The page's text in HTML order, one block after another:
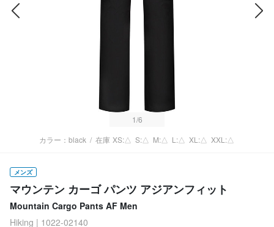
1/6
カラー：black / 在庫 XS:△ S:△ M:△ L:△ XL:△ XXL:△
メンズ
マウンテン カーゴ パンツ アジアンフィット
Mountain Cargo Pants AF Men
Hiking | 1022-02140